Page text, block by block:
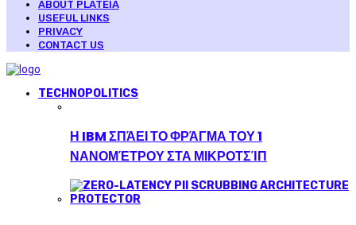
ABOUT PLATEIA
USEFUL LINKS
PRIVACY
CONTACT US
TECHNOPOLITICS
Η IBM ΣΠΆΕΙ ΤΟ ΦΡΆΓΜΑ ΤΟΥ 1
ΝΑΝΟΜΈΤΡΟΥ ΣΤΑ ΜΙΚΡΟΤΣΊΠ